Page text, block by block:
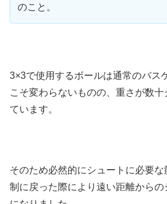
のこと。
3×3で使用するボールは通常のバス
こそ変わらないものの、重さが数
ています。
そのため必然的にシュートに必要な
制に戻った際により遠い距離からの